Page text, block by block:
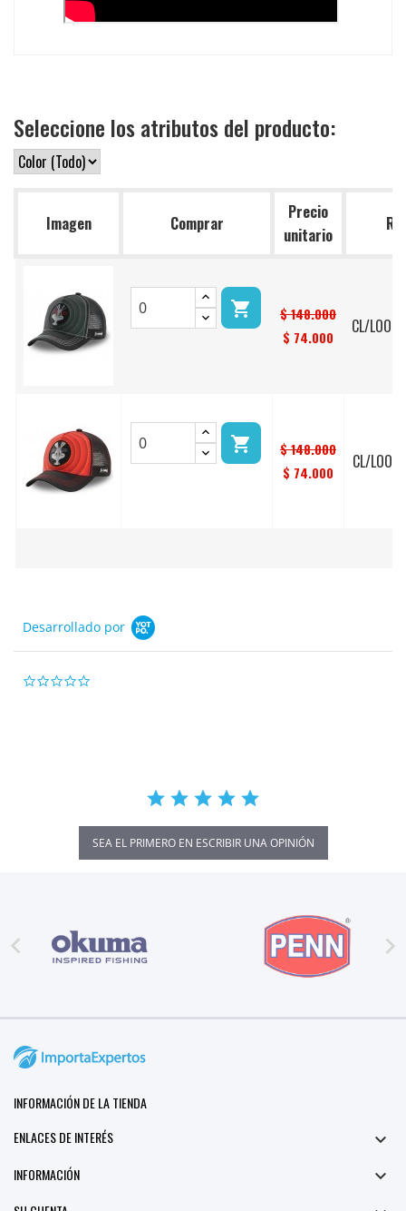
Seleccione los atributos del producto:
Imagen Comprar
Precio
unitario

$ 148.000
$ 74.000
CL/

$ 148.000
$ 74.000
CL/
Desarrollado por
SEA EL PRIMERO EN ESCRIBIR UNA OPINIÓN
 
INFORMACIÓN DE LA TIENDA
ENLACES DE INTERÉS

INFORMACIÓN 